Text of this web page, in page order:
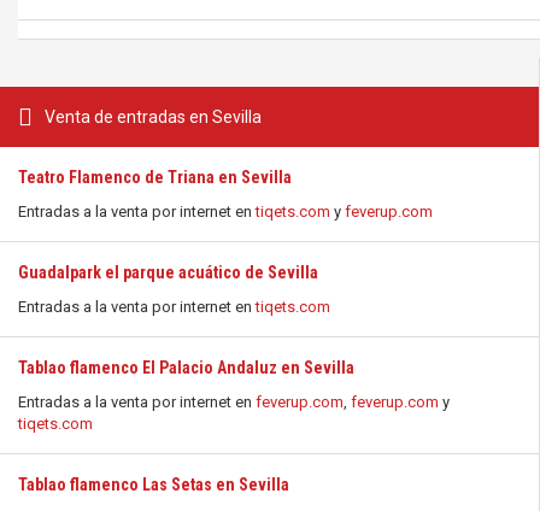
Venta de entradas en Sevilla
Teatro Flamenco de Triana en Sevilla
Entradas a la venta por internet entiqets.com y feverup.com
Guadalpark el parque acuático de Sevilla
Entradas a la venta por internet entiqets.com
Tablao flamenco El Palacio Andaluz en Sevilla
Entradas a la venta por internet en feverup.com, feverup.com y
tiqets.com
Tablao flamenco Las Setas en Sevilla